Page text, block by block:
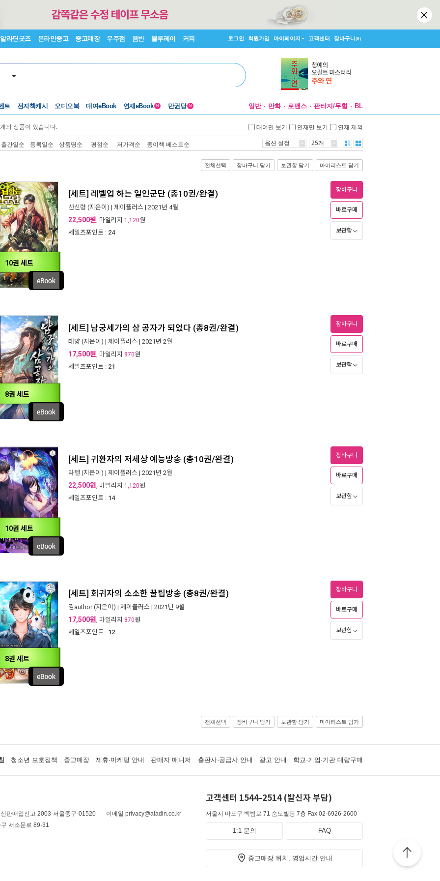
알라딘굿즈 온라인중고 중고매장 우주점 음반 블루레이 커피 로그인 회원가입 마이페이지 고객센터 장바구니(0)
트 전자책캐시 오디오북 대여eBook 연재eBook N 만권당 N 일반 만화 로맨스 판타지/무협 BL
개의 상품이 있습니다. 대여만 보기 연재만 보기 연재 제외
출간일순 등록일순 상품명순 평점순 저가격순 종이책 베스트순 옵션 설정 25개
전체선택 장바구니 담기 보관함 담기 마이리스트 담기
10권 세트
[세트] 레벨업 하는 일인군단 (총10권/완결)
산신령 (지은이) | 제이플러스 | 2021년 4월
22,500원, 마일리지 1,120원
세일즈포인트 : 24
장바구니
바로구매
보관함
8권 세트
[세트] 남궁세가의 삼 공자가 되었다 (총8권/완결)
태양 (지은이) | 제이플러스 | 2021년 2월
17,500원, 마일리지 870원
세일즈포인트 : 21
장바구니
바로구매
보관함
10권 세트
[세트] 귀환자의 저세상 예능방송 (총10권/완결)
라텔 (지은이) | 제이플러스 | 2021년 2월
22,500원, 마일리지 1,120원
세일즈포인트 : 14
장바구니
바로구매
보관함
8권 세트
[세트] 회귀자의 소소한 꿀팁방송 (총8권/완결)
김author(지은이) | 제이플러스 | 2021년 9월
17,500원, 마일리지 870원
세일즈포인트 : 12
장바구니
바로구매
보관함
전체선택 장바구니 담기 보관함 담기 마이리스트 담기
청소년 보호정책 중고매장 제휴·마케팅 안내 판매자 매니저 출판사·공급사 안내 광고 안내 학교·기업·기관 대량구매
판매업신고 2003-서울중구-01520
이메일 privacy@aladin.co.kr
서소문로 89-31
고객센터 1544-2514 (발신자 부담)
서울시 마포구 백범로 71 숨도빌딩 7층 Fax 02-6926-2600
1:1 문의 FAQ
중고매장 위치, 영업시간 안내